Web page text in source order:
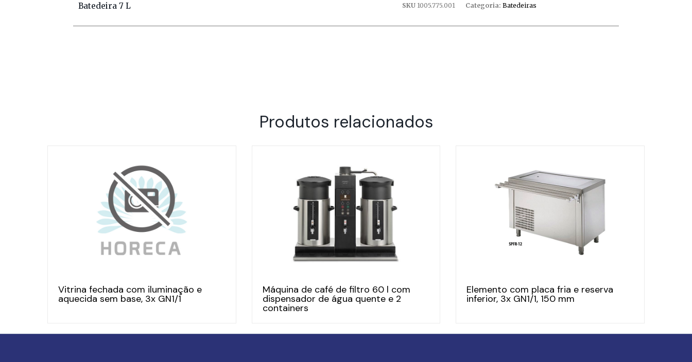
Batedeira 7 L SKU 1005.775.001 Categoria: Batedeiras
Produtos relacionados
Vitrina fechada com iluminação e
aquecida sem base, 3x GN1/1
Máquina de café de filtro 60 l com
dispensador de água quente e 2
containers
Elemento com placa fria e reserva
inferior, 3x GN1/1, 150 mm